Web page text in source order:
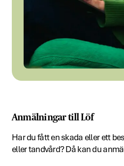
Anmälningar till Löf
Har du fått en skada eller ett
eller tandvård? Då kan du